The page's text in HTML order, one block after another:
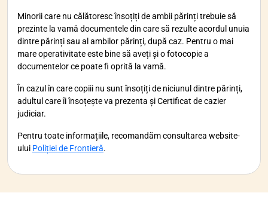
Minorii care nu călătoresc însoțiți de ambii părinți trebuie să
prezinte la vamă documentele din care să rezulte acordul unuia
dintre părinți sau al ambilor părinți, după caz. Pentru o mai
mare operativitate este bine să aveți și o fotocopie a
documentelor ce poate fi oprită la vamă.
În cazul în care copiii nu sunt însoțiți de niciunul dintre părinți,
adultul care îi însoțește va prezenta și Certificat de cazier
judiciar.
Pentru toate informațiile, recomandăm consultarea website-
ului Poliției de Frontieră.